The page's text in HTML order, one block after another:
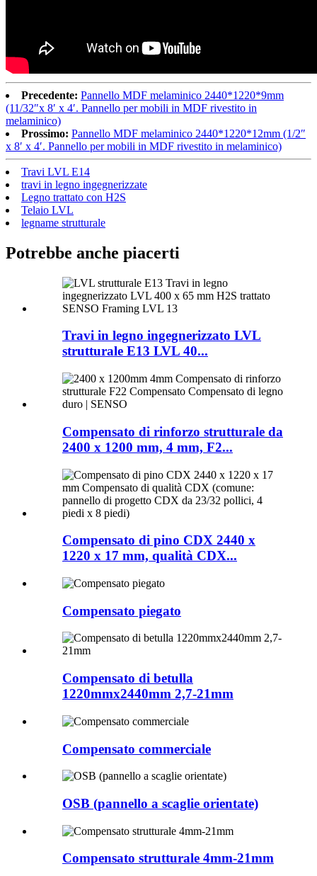
Precedente: Pannello MDF melaminico 2440*1220*9mm
(11/32″x 8′ x 4′. Pannello per mobili in MDF rivestito in
melaminico)
Prossimo: Pannello MDF melaminico 2440*1220*12mm (1/2″
x 8′ x 4′. Pannello per mobili in MDF rivestito in melaminico)
Travi LVL E14
travi in ​​legno ingegnerizzate
Legno trattato con H2S
Telaio LVL
legname strutturale
Potrebbe anche piacerti
Travi in ​​legno ingegnerizzato LVL
strutturale E13 LVL 40...
Compensato di rinforzo strutturale da
2400 x 1200 mm, 4 mm, F2...
Compensato di pino CDX 2440 x
1220 x 17 mm, qualità CDX...
Compensato piegato
Compensato di betulla
1220mmx2440mm 2,7-21mm
Compensato commerciale
OSB (pannello a scaglie orientate)
Compensato strutturale 4mm-21mm